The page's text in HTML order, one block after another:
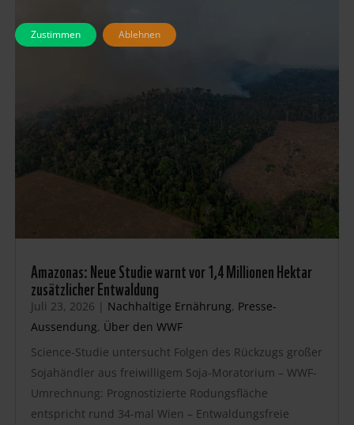
Amazonas: Neue Studie warnt vor 1,4 Millionen Hektar
zusätzlicher Entwaldung
Juli 23, 2026 | Nachhaltige Ernährung, Presse-
Aussendung, Über den WWF
Science-Studie untersucht Folgen des Rückzugs großer
Sojahändler aus freiwilligem Soja-Moratorium – WWF-
Umrechnung: Prognostizierte Rodungsfläche
entspricht rund 34-mal Wien – Entwaldungsfreie
Zustimmen Ablehnen